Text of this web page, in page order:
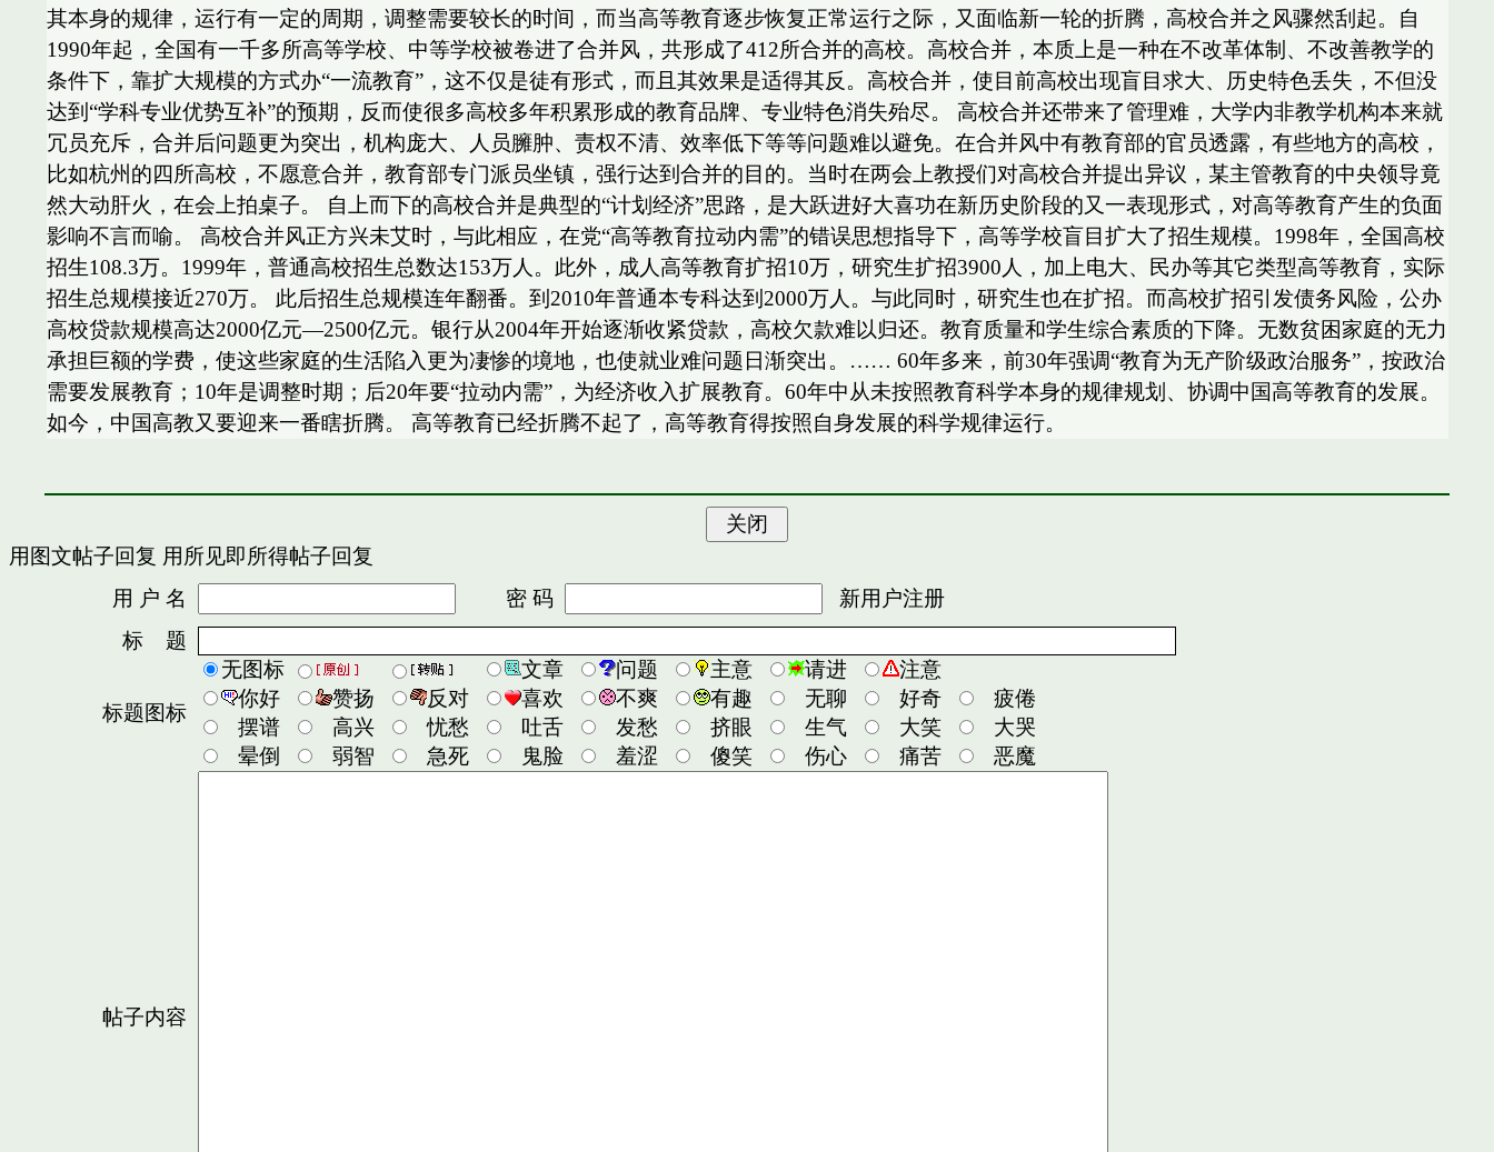
其本身的规律，运行有一定的周期，调整需要较长的时间，而当高等教育逐步恢复正常运行之际，又面临新一轮的折腾，高校合并之风骤然刮起。自
1990年起，全国有一千多所高等学校、中等学校被卷进了合并风，共形成了412所合并的高校。高校合并，本质上是一种在不改革体制、不改善教学的
条件下，靠扩大规模的方式办“一流教育”，这不仅是徒有形式，而且其效果是适得其反。高校合并，使目前高校出现盲目求大、历史特色丢失，不但没
达到“学科专业优势互补”的预期，反而使很多高校多年积累形成的教育品牌、专业特色消失殆尽。 高校合并还带来了管理难，大学内非教学机构本来就
冗员充斥，合并后问题更为突出，机构庞大、人员臃肿、责权不清、效率低下等等问题难以避免。在合并风中有教育部的官员透露，有些地方的高校，
比如杭州的四所高校，不愿意合并，教育部专门派员坐镇，强行达到合并的目的。当时在两会上教授们对高校合并提出异议，某主管教育的中央领导竟
然大动肝火，在会上拍桌子。 自上而下的高校合并是典型的“计划经济”思路，是大跃进好大喜功在新历史阶段的又一表现形式，对高等教育产生的负面
影响不言而喻。 高校合并风正方兴未艾时，与此相应，在党“高等教育拉动内需”的错误思想指导下，高等学校盲目扩大了招生规模。1998年，全国高校
招生108.3万。1999年，普通高校招生总数达153万人。此外，成人高等教育扩招10万，研究生扩招3900人，加上电大、民办等其它类型高等教育，实际
招生总规模接近270万。 此后招生总规模连年翻番。到2010年普通本专科达到2000万人。与此同时，研究生也在扩招。而高校扩招引发债务风险，公办
高校贷款规模高达2000亿元—2500亿元。银行从2004年开始逐渐收紧贷款，高校欠款难以归还。教育质量和学生综合素质的下降。无数贫困家庭的无力
承担巨额的学费，使这些家庭的生活陷入更为凄惨的境地，也使就业难问题日渐突出。…… 60年多来，前30年强调“教育为无产阶级政治服务”，按政治
需要发展教育；10年是调整时期；后20年要“拉动内需”，为经济收入扩展教育。60年中从未按照教育科学本身的规律规划、协调中国高等教育的发展。
如今，中国高教又要迎来一番瞎折腾。 高等教育已经折腾不起了，高等教育得按照自身发展的科学规律运行。
用图文帖子回复 用所见即所得帖子回复
用 户 名
密 码
新用户注册
标 题
标题图标
无图标 文章 问题 主意 请进
注意
你好
赞扬 反对 喜欢 不爽 有趣 无聊 好奇
疲倦
摆谱
高兴 忧愁 吐舌 发愁 挤眼 生气 大笑
大哭
晕倒
弱智 急死 鬼脸 羞涩 傻笑 伤心 痛苦 恶魔
帖子内容